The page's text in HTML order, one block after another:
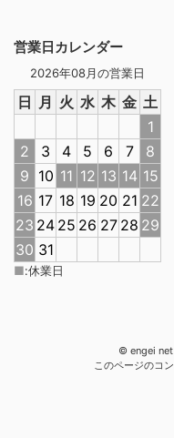
営業日カレンダー
2026年08月の営業日
日 月 火 水 木 金 土
1
2
3 4 5 6 7
8
9 10 11 12 13 14 15
16 17 18 19 20 21 22
23 24 25 26 27 28 29
30 31
■:休業日
© engei
このページのコ